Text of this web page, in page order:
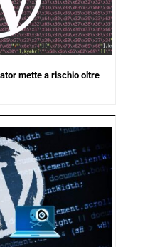
mette a rischio oltre